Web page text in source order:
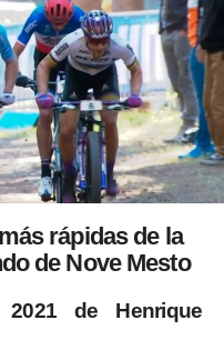
rápidas de la
de Nove Mesto
2021 de Henrique